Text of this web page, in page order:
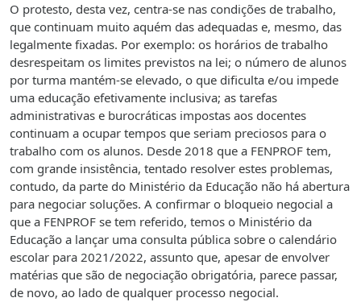
O protesto, desta vez, centra-se nas condições de trabalho,
que continuam muito aquém das adequadas e, mesmo, das
legalmente fixadas. Por exemplo: os horários de trabalho
desrespeitam os limites previstos na lei; o número de alunos
por turma mantém-se elevado, o que dificulta e/ou impede
uma educação efetivamente inclusiva; as tarefas
administrativas e burocráticas impostas aos docentes
continuam a ocupar tempos que seriam preciosos para o
trabalho com os alunos. Desde 2018 que a FENPROF tem,
com grande insistência, tentado resolver estes problemas,
contudo, da parte do Ministério da Educação não há abertura
para negociar soluções. A confirmar o bloqueio negocial a
que a FENPROF se tem referido, temos o Ministério da
Educação a lançar uma consulta pública sobre o calendário
escolar para 2021/2022, assunto que, apesar de envolver
matérias que são de negociação obrigatória, parece passar,
de novo, ao lado de qualquer processo negocial.